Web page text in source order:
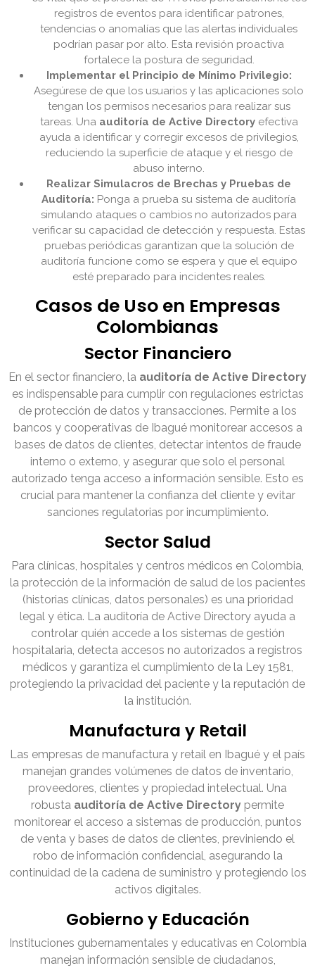
registros de eventos para identificar patrones,
tendencias o anomalías que las alertas individuales
podrían pasar por alto. Esta revisión proactiva
fortalece la postura de seguridad.
Implementar el Principio de Mínimo Privilegio:
Asegúrese de que los usuarios y las aplicaciones solo
tengan los permisos necesarios para realizar sus
tareas. Una auditoría de Active Directoryefectiva
ayuda a identificar y corregir excesos de privilegios,
reduciendo la superficie de ataque y el riesgo de
abuso interno.
Realizar Simulacros de Brechas y Pruebas de
Auditoría: Ponga a prueba su sistema de auditoría
simulando ataques o cambios no autorizados para
verificar su capacidad de detección y respuesta. Estas
pruebas periódicas garantizan que la solución de
auditoría funcione como se espera y que el equipo
esté preparado para incidentes reales.
Casos de Uso en Empresas
Colombianas
Sector Financiero
En el sector financiero, la auditoría de Active Directory
es indispensable para cumplir con regulaciones estrictas
de protección de datos y transacciones. Permite a los
bancos y cooperativas de Ibagué monitorear accesos a
bases de datos de clientes, detectar intentos de fraude
interno o externo, y asegurar que solo el personal
autorizado tenga acceso a información sensible. Esto es
crucial para mantener la confianza del cliente y evitar
sanciones regulatorias por incumplimiento.
Sector Salud
Para clínicas, hospitales y centros médicos en Colombia,
la protección de la información de salud de los pacientes
(historias clínicas, datos personales) es una prioridad
legal y ética. La auditoría de Active Directory ayuda a
controlar quién accede a los sistemas de gestión
hospitalaria, detecta accesos no autorizados a registros
médicos y garantiza el cumplimiento de la Ley 1581,
protegiendo la privacidad del paciente y la reputación de
la institución.
Manufactura y Retail
Las empresas de manufactura y retail en Ibagué y el país
manejan grandes volúmenes de datos de inventario,
proveedores, clientes y propiedad intelectual. Una
robusta auditoría de Active Directory permite
monitorear el acceso a sistemas de producción, puntos
de venta y bases de datos de clientes, previniendo el
robo de información confidencial, asegurando la
continuidad de la cadena de suministro y protegiendo los
activos digitales.
Gobierno y Educación
Instituciones gubernamentales y educativas en Colombia
manejan información sensible de ciudadanos,